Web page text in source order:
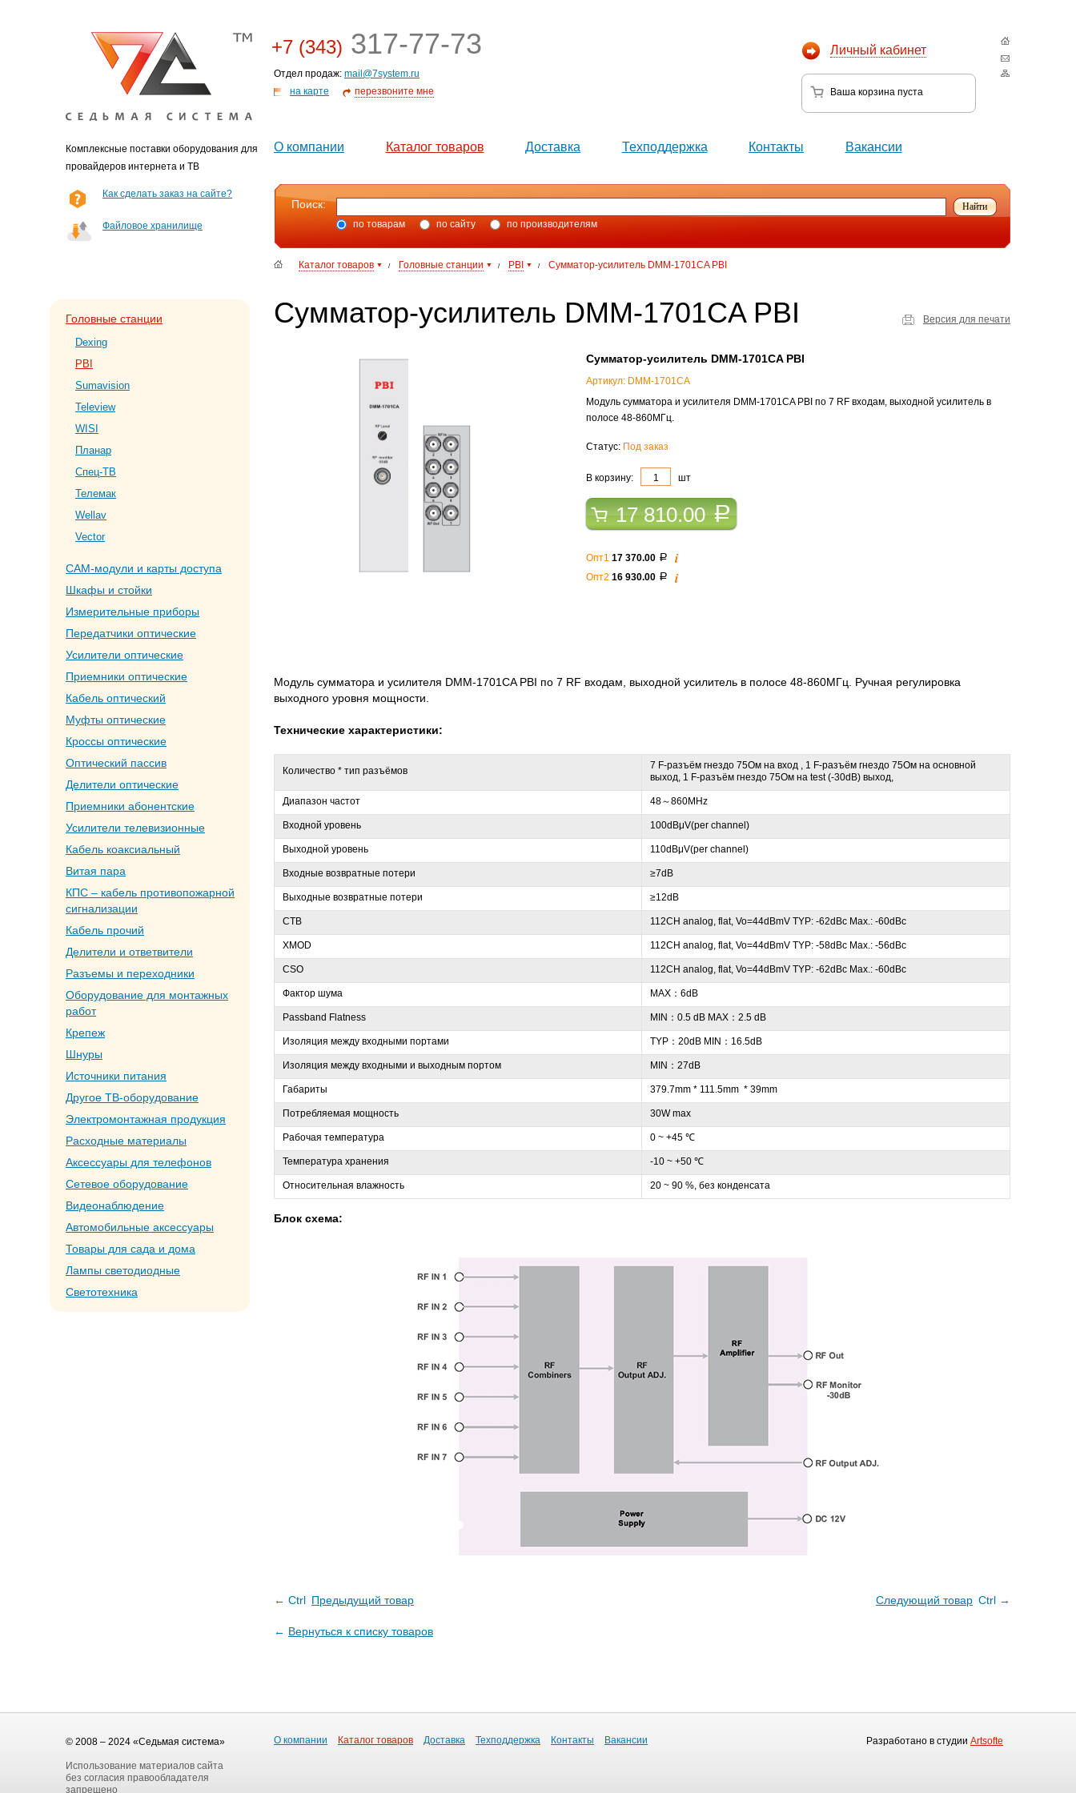
Комплексные поставки оборудования для
провайдеров интернета и ТВ
Личный кабинет
Ваша корзина пуста
+7 (343) 317-77-73
Отдел продаж: mail@7system.ru
на карте
перезвоните мне
О компании Каталог товаров Доставка Техподдержка Контакты Вакансии
Как сделать заказ на сайте?
Файловое хранилище
Поиск:
по товарам по сайту по производителям
Каталог товаров / Головные станции / PBI / Сумматор-усилитель DMM-1701CA PBI
Головные станции
Dexing
PBI
Sumavision
Teleview
WISI
Планар
Спец-ТВ
Телемак
Wellav
Vector
CAM-модули и карты доступа
Шкафы и стойки
Измерительные приборы
Передатчики оптические
Усилители оптические
Приемники оптические
Кабель оптический
Муфты оптические
Кроссы оптические
Оптический пассив
Делители оптические
Приемники абонентские
Усилители телевизионные
Кабель коаксиальный
Витая пара
КПС – кабель противопожарной
сигнализации
Кабель прочий
Делители и ответвители
Разъемы и переходники
Оборудование для монтажных
работ
Крепеж
Шнуры
Источники питания
Другое ТВ-оборудование
Электромонтажная продукция
Расходные материалы
Аксессуары для телефонов
Сетевое оборудование
Видеонаблюдение
Автомобильные аксессуары
Товары для сада и дома
Лампы светодиодные
Светотехника
Версия для печати
Сумматор-усилитель DMM-1701CA PBI
Сумматор-усилитель DMM-1701CA PBI
Артикул: DMM-1701CA
Модуль сумматора и усилителя DMM-1701CA PBI по 7 RF входам, выходной усилитель в
полосе 48-860МГц.
Статус: Под заказ
В корзину: шт
17 810.00a
Опт1 17 370.00 a i
Опт2 16 930.00 a i
Модуль сумматора и усилителя DMM-1701CA PBI по 7 RF входам, выходной усилитель в полосе 48-860МГц. Ручная регулировка
выходного уровня мощности.
Технические характеристики:
Количество * тип разъёмов
7 F-разъём гнездо 75Ом на вход , 1 F-разъём гнездо 75Ом на основной
выход, 1 F-разъём гнездо 75Ом на test (-30dB) выход,
Диапазон частот 48～860MHz
Входной уровень 100dBμV(per channel)
Выходной уровень 110dBμV(per channel)
Входные возвратные потери ≥7dB
Выходные возвратные потери ≥12dB
CTB 112CH analog, flat, Vo=44dBmV TYP: -62dBc Max.: -60dBc
XMOD 112CH analog, flat, Vo=44dBmV TYP: -58dBc Max.: -56dBc
CSO 112CH analog, flat, Vo=44dBmV TYP: -62dBc Max.: -60dBc
Фактор шума MAX：6dB
Passband Flatness MIN：0.5 dB MAX：2.5 dB
Изоляция между входными портами TYP：20dB MIN：16.5dB
Изоляция между входными и выходным портом MIN：27dB
Габариты 379.7mm * 111.5mm * 39mm
Потребляемая мощность 30W max
Рабочая температура 0 ~ +45 ℃
Температура хранения -10 ~ +50 ℃
Относительная влажность 20 ~ 90 %, без конденсата
Блок схема:
← Ctrl Предыдущий товар Следующий товар Ctrl →
← Вернуться к списку товаров
© 2008 – 2024 «Седьмая система»
Использование материалов сайта
без согласия правообладателя
запрещено
Разработано в студии Artsofte
О компании Каталог товаров Доставка Техподдержка Контакты Вакансии